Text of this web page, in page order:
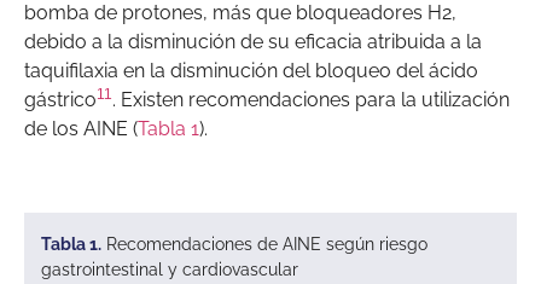
bomba de protones, más que bloqueadores H2,
debido a la disminución de su eficacia atribuida a la
taquifilaxia en la disminución del bloqueo del ácido
gástrico11 . Existen recomendaciones para la utilización
de los AINE (Tabla 1).
Tabla 1. Recomendaciones de AINE según riesgo
gastrointestinal y cardiovascular